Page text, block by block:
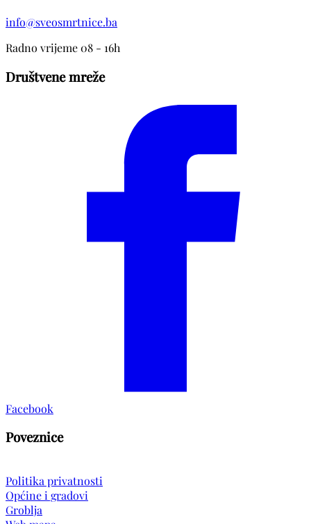
info@sveosmrtnice.ba
Radno vrijeme 08 - 16h
Društvene mreže
Facebook
Poveznice
Politika privatnosti
Općine i gradovi
Groblja